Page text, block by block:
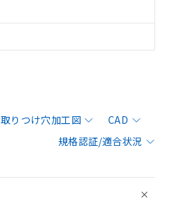
取りつけ穴加工図
CAD
規格認証/適合状況